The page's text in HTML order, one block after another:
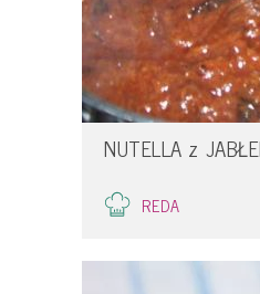
NUTELLA z
REDA